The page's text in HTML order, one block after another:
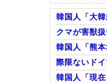
Powered by
韓国人「大
クマが害獣
韓国人「熊
際限ないド
韓国人「現